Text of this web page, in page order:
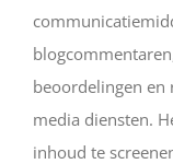
beoordelingen en
media diensten.
inhoud te